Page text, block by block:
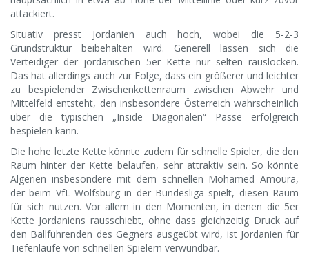
attackiert.
Situativ presst Jordanien auch hoch, wobei die 5-2-3
Grundstruktur beibehalten wird. Generell lassen sich die
Verteidiger der jordanischen 5er Kette nur selten rauslocken.
Das hat allerdings auch zur Folge, dass ein größerer und leichter
zu bespielender Zwischenkettenraum zwischen Abwehr und
Mittelfeld entsteht, den insbesondere Österreich wahrscheinlich
über die typischen „Inside Diagonalen“ Pässe erfolgreich
bespielen kann.
Die hohe letzte Kette könnte zudem für schnelle Spieler, die den
Raum hinter der Kette belaufen, sehr attraktiv sein. So könnte
Algerien insbesondere mit dem schnellen Mohamed Amoura,
der beim VfL Wolfsburg in der Bundesliga spielt, diesen Raum
für sich nutzen. Vor allem in den Momenten, in denen die 5er
Kette Jordaniens rausschiebt, ohne dass gleichzeitig Druck auf
den Ballführenden des Gegners ausgeübt wird, ist Jordanien für
Tiefenläufe von schnellen Spielern verwundbar.